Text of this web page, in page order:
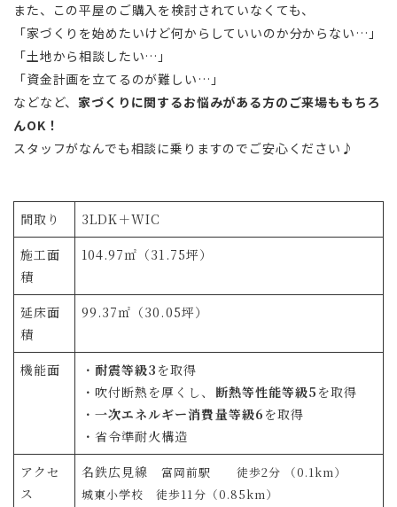
また、この平屋のご購入を検討されていなくても、
「家づくりを始めたいけど何からしていいのか分からない…」
「土地から相談したい…」
「資金計画を立てるのが難しい…」
などなど、 家づくりに関するお悩みがある方のご来場ももちろ
んOK！
スタッフがなんでも相談に乗りますのでご安心ください♪
間取り
3LDK＋WIC
施工面
積
104.97㎡（31.75坪）
延床面
積
99.37㎡（30.05坪）
機能面 ・耐震等級3 を取得
・吹付断熱を厚くし、 断熱等性能等級5 を取得
・一次エネルギー消費量等級6 を取得
・省令準耐火構造
アクセ
ス
名鉄広見線富岡前駅 徒歩2分 （0.1km）
城東小学校 徒歩11分（0.85km）